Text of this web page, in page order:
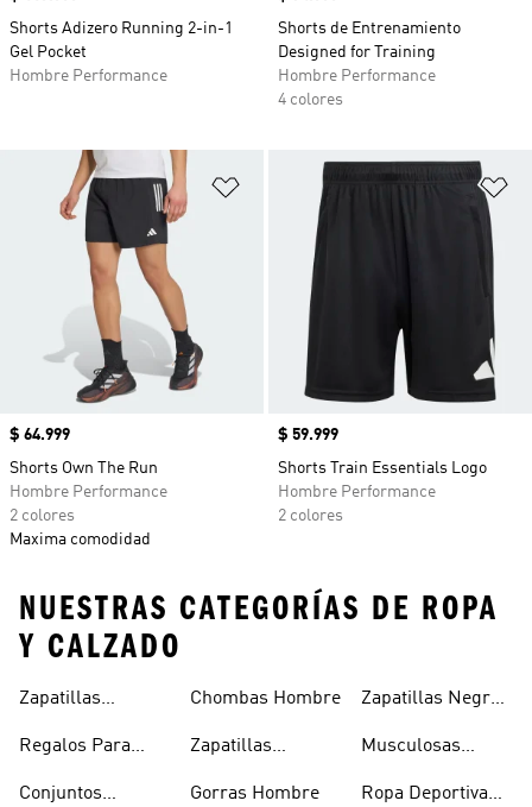
Shorts Adizero Running 2-in-1
Gel Pocket
Hombre Performance
Shorts de Entrenamiento
Designed for Training
Hombre Performance
4 colores
Añadir a la lista de deseos
Precio
$ 64.999
Shorts Own The Run
Hombre Performance
2 colores
Maxima comodidad
Precio
$ 59.999
Shorts Train Essentials Logo
Hombre Performance
2 colores
NUESTRAS CATEGORÍAS DE ROPA
Y CALZADO
Zapatillas
Regalos Para
Conjuntos
Hombre
Chombas Hombre
Zapatillas
Gorras Hombre
Zapatillas Negras
Musculosas
Ropa Deportiva